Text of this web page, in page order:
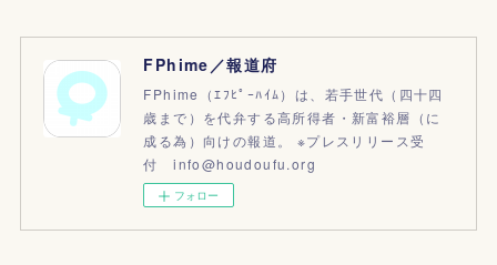
FPhime／報道府
FPhime（ｴﾌﾋﾟｰﾊｲﾑ）は、若手世代（四十四
歳まで）を代弁する高所得者・新富裕層（に
成る為）向けの報道。 ※プレスリリース受
付 info@houdoufu.org
フォロー